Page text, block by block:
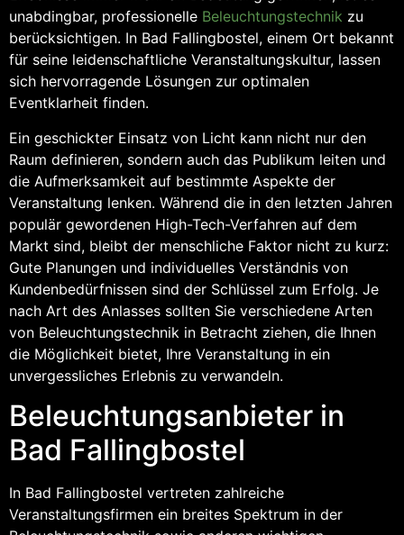
unabdingbar, professionelle Beleuchtungstechnik zu
berücksichtigen. In Bad Fallingbostel, einem Ort bekannt
für seine leidenschaftliche Veranstaltungskultur, lassen
sich hervorragende Lösungen zur optimalen
Eventklarheit finden.
Ein geschickter Einsatz von Licht kann nicht nur den
Raum definieren, sondern auch das Publikum leiten und
die Aufmerksamkeit auf bestimmte Aspekte der
Veranstaltung lenken. Während die in den letzten Jahren
populär gewordenen High-Tech-Verfahren auf dem
Markt sind, bleibt der menschliche Faktor nicht zu kurz:
Gute Planungen und individuelles Verständnis von
Kundenbedürfnissen sind der Schlüssel zum Erfolg. Je
nach Art des Anlasses sollten Sie verschiedene Arten
von Beleuchtungstechnik in Betracht ziehen, die Ihnen
die Möglichkeit bietet, Ihre Veranstaltung in ein
unvergessliches Erlebnis zu verwandeln.
Beleuchtungsanbieter in
Bad Fallingbostel
In Bad Fallingbostel vertreten zahlreiche
Veranstaltungsfirmen ein breites Spektrum in der